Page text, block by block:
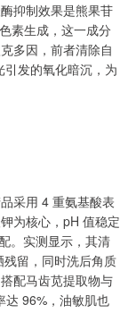
抑制效果是熊果苷
素生成，这一成分
多因，前者清除自
发的氧化暗沉，为
采用 4 重氨基酸表
为核心，pH 值稳定
。实测显示，其清
留，同时洗后角质
配马齿苋提取物与
达 96%，油敏肌也